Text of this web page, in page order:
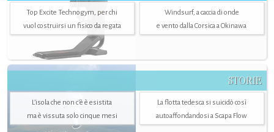
Top Excite Technogym, per chi
vuol costruirsi un fisico da regata
Windsurf, a caccia di onde
e vento dalla Corsica a Okinawa
STORIE
L’isola che non c'è è esistita
ma è vissuta solo cinque mesi
La flotta tedesca si suicidò così
autoaffondandosi a Scapa Flow